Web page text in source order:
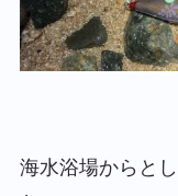
海水浴場からと